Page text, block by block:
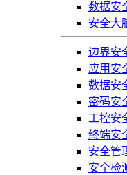
数据安
安全大
边界安
应用安
数据安
密码安
工控安
终端安
安全管
安全检